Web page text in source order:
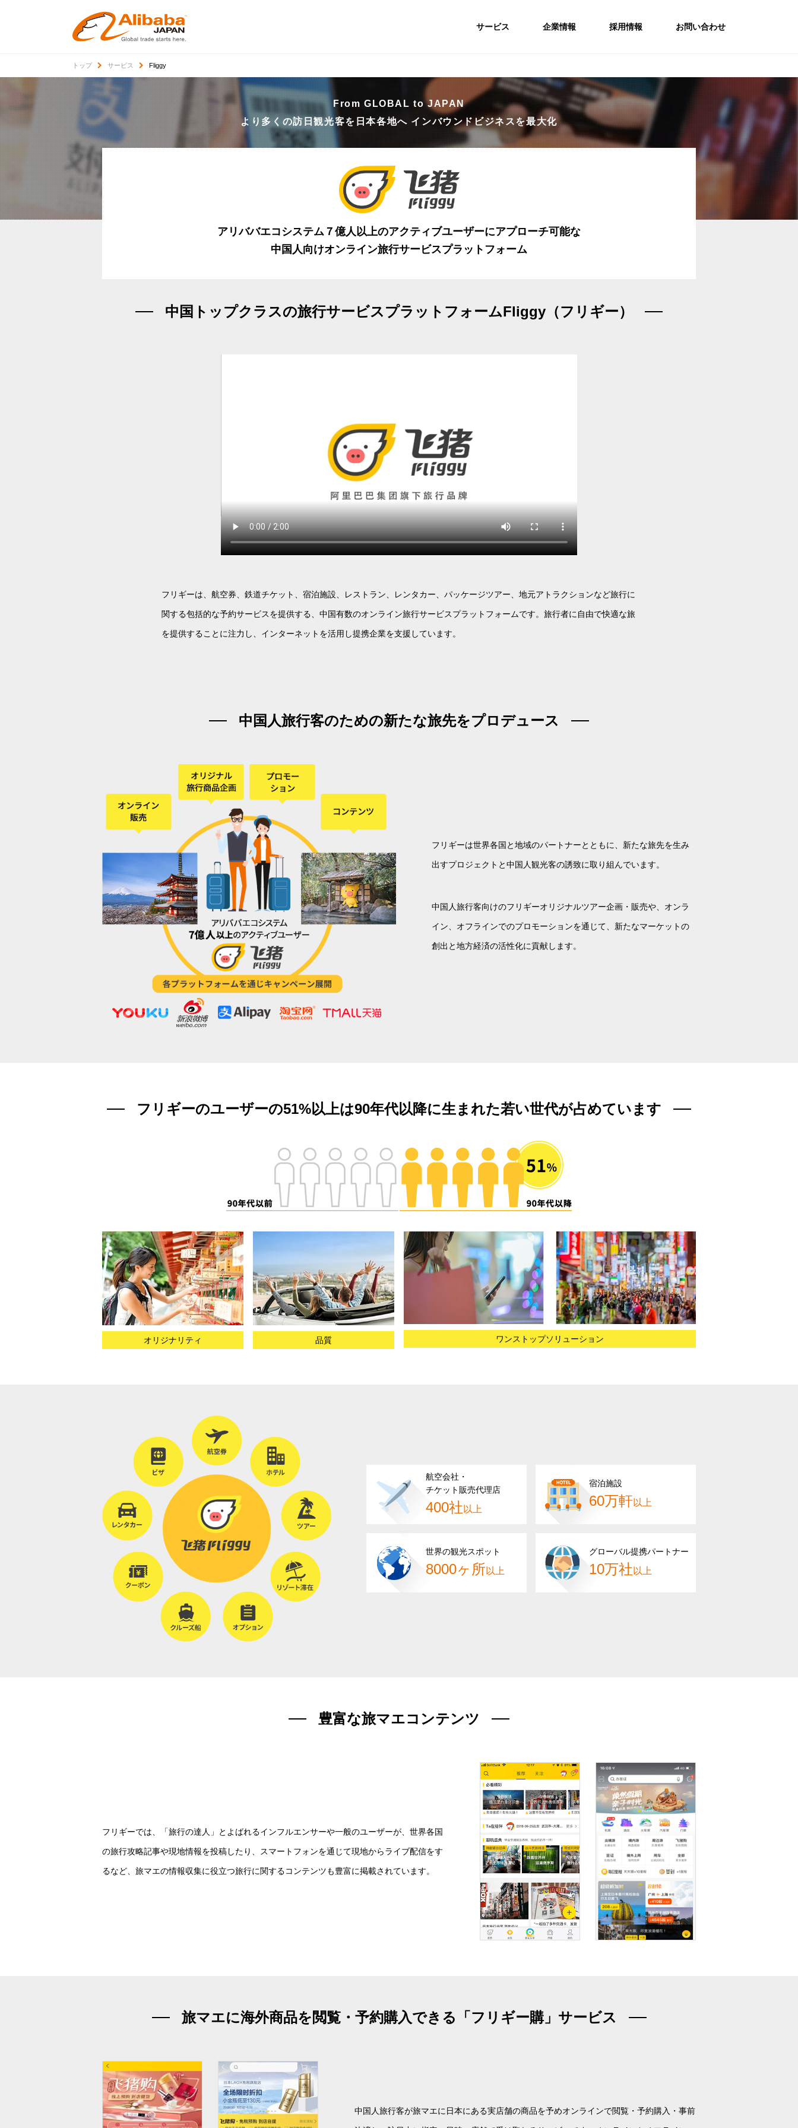
サービス 企業情報 採用情報 お問い合わせ
トップ サービス Fliggy
From GLOBAL to JAPAN
より多くの訪日観光客を日本各地へ インバウンドビジネスを最大化
アリババエコシステム７億人以上のアクティブユーザーにアプローチ可能な
中国人向けオンライン旅行サービスプラットフォーム
中国トップクラスの旅行サービスプラットフォームFliggy（フリギー）
フリギーは、航空券、鉄道チケット、宿泊施設、レストラン、レンタカー、パッケージツアー、地元アトラクションなど旅行に
関する包括的な予約サービスを提供する、中国有数のオンライン旅行サービスプラットフォームです。旅行者に自由で快適な旅
を提供することに注力し、インターネットを活用し提携企業を支援しています。
中国人旅行客のための新たな旅先をプロデュース
フリギーは世界各国と地域のパートナーとともに、新たな旅先を生み
出すプロジェクトと中国人観光客の誘致に取り組んでいます。
中国人旅行客向けのフリギーオリジナルツアー企画・販売や、オンラ
イン、オフラインでのプロモーションを通じて、新たなマーケットの
創出と地方経済の活性化に貢献します。
フリギーのユーザーの51%以上は90年代以降に生まれた若い世代が占めています
オリジナリティ 品質 ワンストップソリューション
航空会社・
チケット販売代理店
400社 以上
宿泊施設
60万軒以上
世界の観光スポット
8000ヶ所 以上
グローバル提携パートナー
10万社 以上
豊富な旅マエコンテンツ
フリギーでは、「旅行の達人」とよばれるインフルエンサーや一般のユーザーが、世界各国
の旅行攻略記事や現地情報を投稿したり、スマートフォンを通じて現地からライブ配信をす
るなど、旅マエの情報収集に役立つ旅行に関するコンテンツも豊富に掲載されています。
旅マエに海外商品を閲覧・予約購入できる「フリギー購」サービス
中国人旅行客が旅マエに日本にある実店舗の商品を予めオンラインで閲覧・予約購入・事前